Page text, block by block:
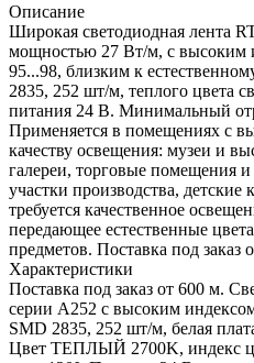
Описание
Широкая светодиодная лента
мощностью 27 Вт/м, с высоким
95...98, близким к
2835, 252 шт/м, теплого цвета
питания 24 В. Минимальный
Применяется в помещениях с
качеству освещения: музеи и
галереи, торговые помещения
участки производства,
требуется качественное
передающее естественные
предметов. Поставка под заказ
Характеристики
Поставка под заказ от 600 м.
серии A252 с высоким
SMD 2835, 252 шт/м, белая
Цвет ТЕПЛЫЙ 2700K, индекс